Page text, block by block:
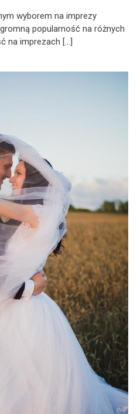
wyborem na imprezy
popularność na różnych
na imprezach […]